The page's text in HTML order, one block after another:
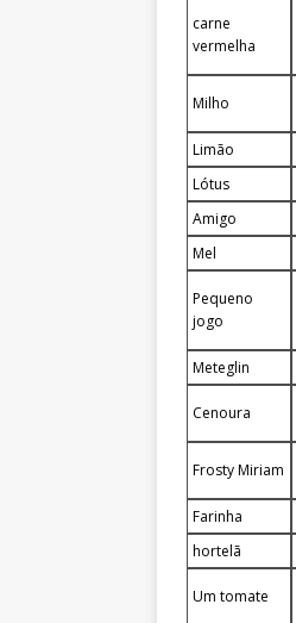
carne
vermelha
Milho
Limão
Lótus
Amigo
Mel
Pequeno
jogo
Meteglin
Cenoura
Frosty Miriam
Farinha
hortelã
Um tomate